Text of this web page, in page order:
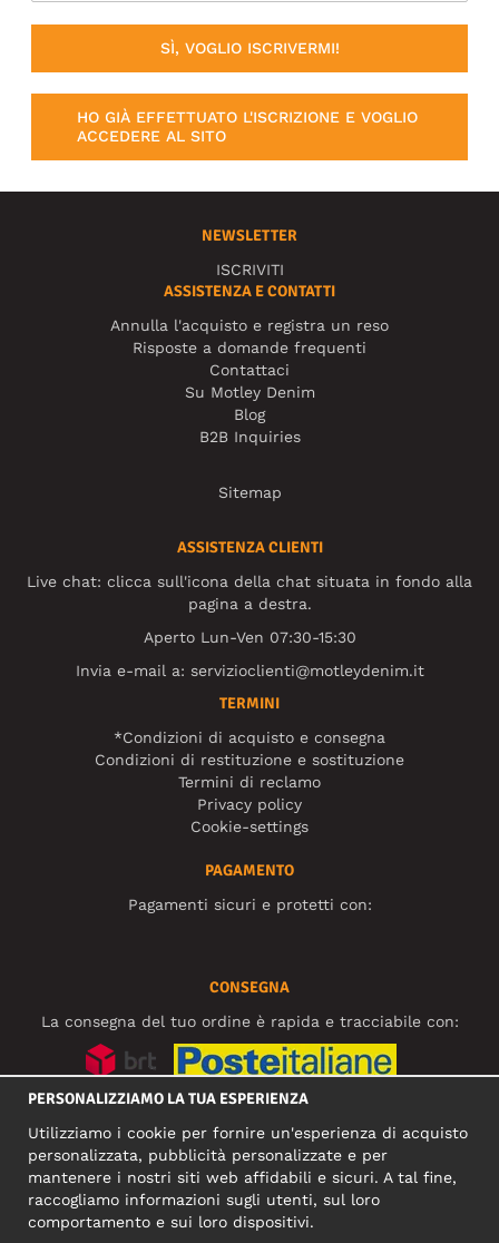
SÌ, VOGLIO ISCRIVERMI!
HO GIÀ EFFETTUATO L'ISCRIZIONE E VOGLIO
ACCEDERE AL SITO
NEWSLETTER
ISCRIVITI
ASSISTENZA E CONTATTI
Annulla l'acquisto e registra un reso
Risposte a domande frequenti
Contattaci
Su Motley Denim
Blog
B2B Inquiries
Sitemap
ASSISTENZA CLIENTI
Live chat: clicca sull'icona della chat situata in fondo alla
pagina a destra.
Aperto Lun-Ven 07:30-15:30
Invia e-mail a: servizioclienti@motleydenim.it
TERMINI
*Condizioni di acquisto e consegna
Condizioni di restituzione e sostituzione
Termini di reclamo
Privacy policy
Cookie-settings
PAGAMENTO
Pagamenti sicuri e protetti con:
CONSEGNA
La consegna del tuo ordine è rapida e tracciabile con:
INDIRIZZO COMMERCIALE
PERSONALIZZIAMO LA TUA ESPERIENZA
Utilizziamo i cookie per fornire un'esperienza di acquisto
personalizzata, pubblicità personalizzate e per
mantenere i nostri siti web affidabili e sicuri. A tal fine,
raccogliamo informazioni sugli utenti, sul loro
comportamento e sui loro dispositivi.